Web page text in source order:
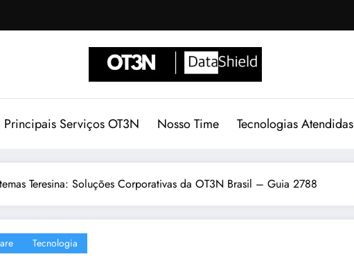
Principais Serviços OT3N Nosso Time Tecnologias Atendidas
Teresina: Soluções Corporativas da OT3N Brasil – Guia 2788
Tecnologia